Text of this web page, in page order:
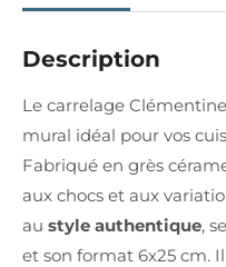
Description
Le carrelage
mural idéal pour vos
Fabriqué en grès
aux chocs et aux
au style authentique,
et son format 6x25 cm.